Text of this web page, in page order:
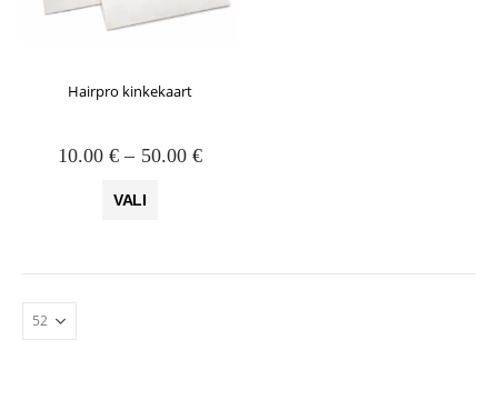
Hairpro kinkekaart
10.00€ – 50.00€Hinnavahemik:
VALI
varianti.